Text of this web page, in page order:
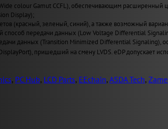
сolour Gamut CCFL), обеспечивающим расширенный
Display);
(красный, зеленый, синий), а также возможный
передачи данных (Low Voltage Differential
данных (Transition Minimized Differential Signaling),
пришедший на смену LVDS. eDP допускает
, PC Hub, LCD Parts, EEchain,ASDA Tech,